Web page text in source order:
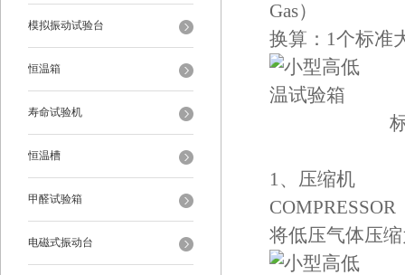
模拟振动试验台
恒温箱
寿命试验机
恒温槽
甲醛试验箱
电磁式振动台
Gas）
换算：1个标准
1、压缩机
COMPRESSOR
将低压气体压